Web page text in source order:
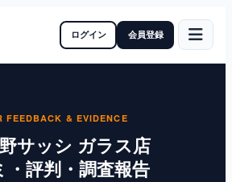
ログイン 会員登録
FEEDBACK & EVIDENCE
サッシ ガラス店
・評判・調査報告